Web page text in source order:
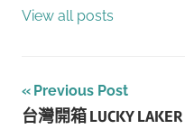
View all posts
文Previous Post
台灣開箱 LUCKY LAKER